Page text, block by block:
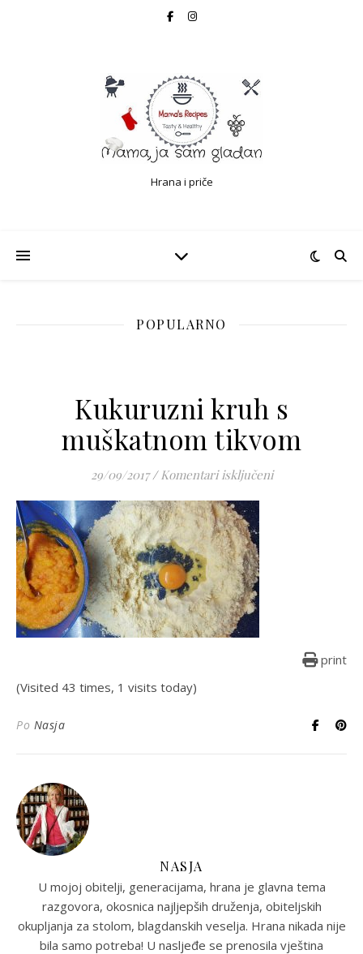
Hrana i priče
POPULARNO
Kukuruzni kruh s
muškatnom tikvom
29/09/2017 / Komentari isključeniza Kukuruzni
print
(Visited 43 times, 1 visits today)
Po Nasja
NASJA
U mojoj obitelji, generacijama, hrana je glavna tema
razgovora, okosnica najljepših druženja, obiteljskih
okupljanja za stolom, blagdanskih veselja. Hrana nikada nije
bila samo potreba! U nasljeđe se prenosila vještina